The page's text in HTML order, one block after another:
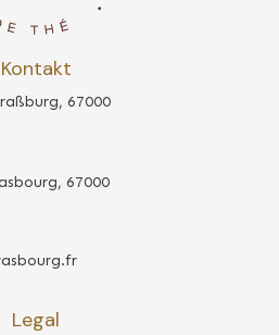
Kontakt
67000
67000
Legal